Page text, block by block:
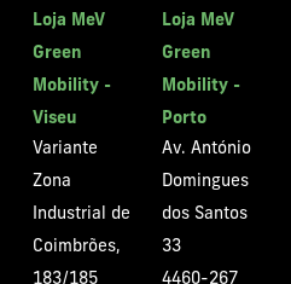
Loja MeV
Green
Mobility -
Viseu
Variante
Zona
Industrial de
Coimbrões,
183/185
Loja MeV
Green
Mobility -
Porto
Av. António
Domingues
dos Santos
33
4460-267